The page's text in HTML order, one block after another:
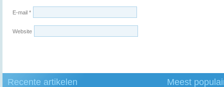
E-mail *
Website
Recente artikelen Meest